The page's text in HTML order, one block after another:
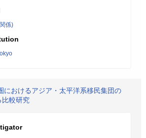
係)
におけるアジア・太平洋系移民集団の
比較研究